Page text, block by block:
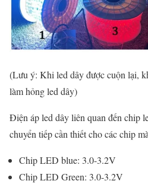
(Lưu ý: Khi led dây được cuộn lại,
làm hỏng led dây)
Điện áp led dây liên quan đến chip
chuyển tiếp cần thiết cho các chip
Chip LED blue: 3.0-3.2V
Chip LED Green: 3.0-3.2V